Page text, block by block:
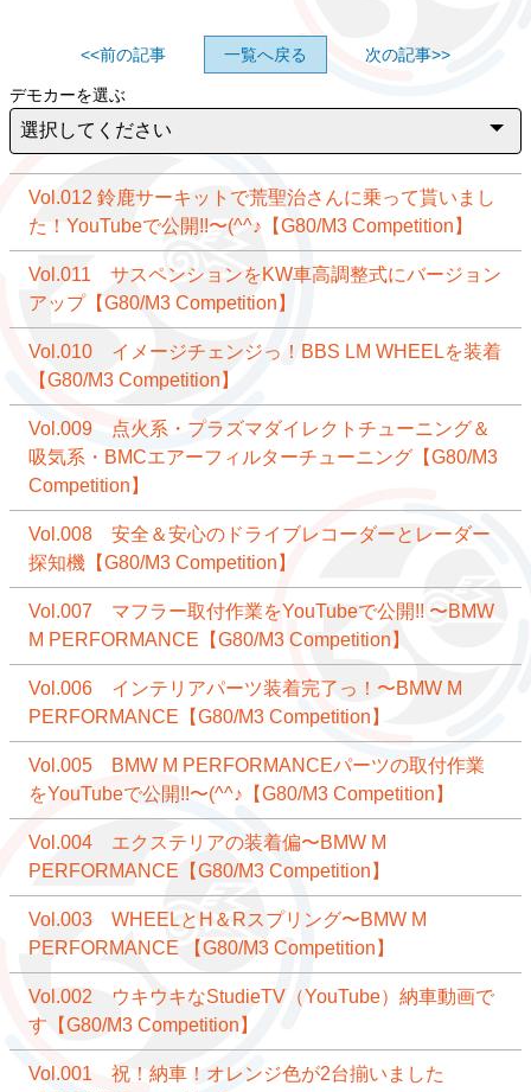
デモカーを選ぶ
Vol.012 鈴鹿サーキットで荒聖治さんに乗って貰いまし
た！YouTubeで公開!!〜(^^♪【G80/M3 Competition】
Vol.011 サスペンションをKW車高調整式にバージョン
アップ【G80/M3 Competition】
Vol.010 イメージチェンジっ！BBS LM WHEELを装着
【G80/M3 Competition】
Vol.009 点火系・プラズマダイレクトチューニング＆
吸気系・BMCエアーフィルターチューニング【G80/M3
Competition】
Vol.008 安全＆安心のドライブレコーダーとレーダー
探知機【G80/M3 Competition】
Vol.007 マフラー取付作業をYouTubeで公開!! 〜BMW
M PERFORMANCE【G80/M3 Competition】
Vol.006 インテリアパーツ装着完了っ！〜BMW M
PERFORMANCE【G80/M3 Competition】
Vol.005 BMW M PERFORMANCEパーツの取付作業
をYouTubeで公開!!〜(^^♪【G80/M3 Competition】
Vol.004 エクステリアの装着偏〜BMW M
PERFORMANCE【G80/M3 Competition】
Vol.003 WHEELとH＆Rスプリング〜BMW M
PERFORMANCE 【G80/M3 Competition】
Vol.002 ウキウキなStudieTV（YouTube）納車動画で
す【G80/M3 Competition】
Vol.001 祝！納車！オレンジ色が2台揃いました
<<前の記事 一覧へ戻る 次の記事>>